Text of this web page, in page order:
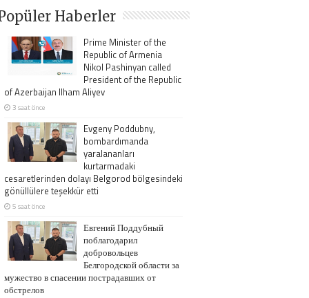
Haberler
Prime Minister of the
Republic of Armenia
Nikol Pashinyan called
President of the Republic
of Azerbaijan Ilham Aliyev
3 saat önce
Evgeny Poddubny,
bombardımanda
yaralananları
kurtarmadaki
cesaretlerinden dolayı Belgorod bölgesindeki
gönüllülere teşekkür etti
5 saat önce
Евгений Поддубный
поблагодарил
добровольцев
Белгородской области за
мужество в спасении пострадавших от
обстрелов